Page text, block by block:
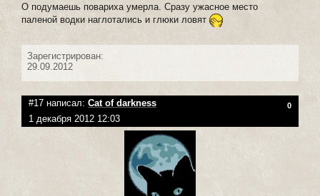
О подумаешь повариха умерла. Сразу ужасное место
паленой водки наглотались и глюки ловят
Зарегистрирован:
29.09.2012
#17 написал: Cat of darkness 0
1 декабря 2012 12:03